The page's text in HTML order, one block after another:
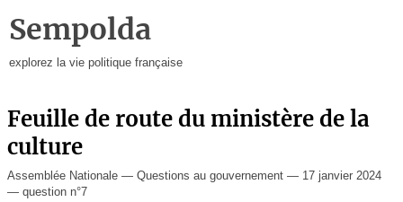
Sempolda
explorez la vie politique française
Feuille de route du ministère de la
culture
Assemblée Nationale — Questions au gouvernement — 17 janvier 2024
— question n°7